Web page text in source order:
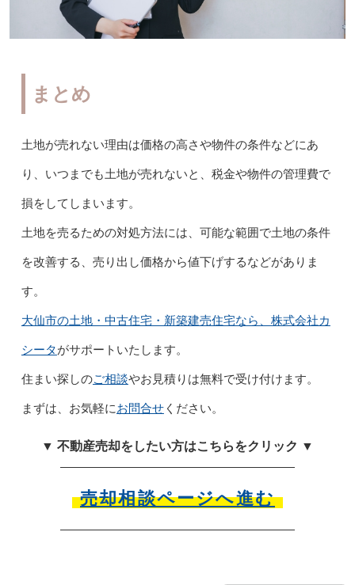
まとめ
土地が売れない理由は価格の高さや物件の条件などにあ
り、いつまでも土地が売れないと、税金や物件の管理費で
損をしてしまいます。
土地を売るための対処方法には、可能な範囲で土地の条件
を改善する、売り出し価格から値下げするなどがありま
す。
大仙市の土地・中古住宅・新築建売住宅なら、株式会社カ
シータがサポートいたします。
住まい探しのご相談やお見積りは無料で受け付けます。
まずは、お気軽にお問合せください。
▼ 不動産売却をしたい方はこちらをクリック ▼
売却相談ページへ進む